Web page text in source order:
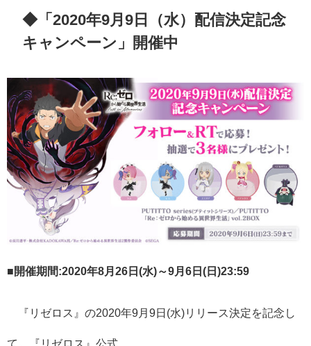
◆「2020年9月9日（水）配信決定記念
キャンペーン」開催中
■開催期間:2020年8月26日(水)～9月6日(日)23:59
『リゼロス』の2020年9月9日(水)リリース決定を記念し
て、『リゼロス』公式